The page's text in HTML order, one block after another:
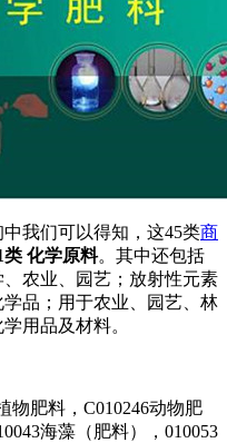
我们可以得知，这45类商
类 化学原料。其中还包括
农业、园艺；放射性元素
品；用于农业、园艺、林
用品及材料。
物肥料，C010246动物肥
海藻（肥料），010053